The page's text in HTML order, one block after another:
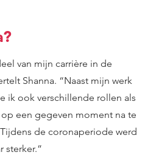
van mijn carrière in de
Shanna. “Naast mijn werk
ik ook verschillende rollen als
een gegeven moment na te
de coronaperiode werd
sterker.”